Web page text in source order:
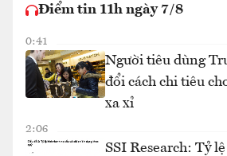
Điểm tin 11h ngày 7/8
0:41
Người tiêu dùng
đổi cách chi tiêu
xa xỉ
2:06
SSI Research: Tỷ